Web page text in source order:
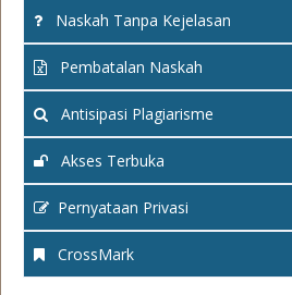
Naskah Tanpa Kejelasan
Pembatalan Naskah
Antisipasi Plagiarisme
Akses Terbuka
Pernyataan Privasi
CrossMark